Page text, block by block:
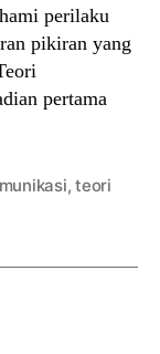
perilaku
pikiran yang
pertama
,teori